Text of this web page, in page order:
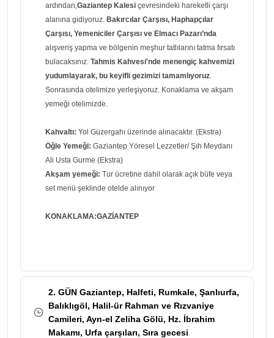
ardından,Gaziantep Kalesi çevresindeki hareketli çarşı
alanına gidiyoruz. Bakırcılar Çarşısı, Haphapçılar
Çarşısı, Yemeniciler Çarşısı ve Elmacı Pazarı’nda
alışveriş yapma ve bölgenin meşhur tatlılarını tatma fırsatı
bulacaksınız. Tahmis Kahvesi'nde menengiç kahvemizi
yudumlayarak, bu keyifli gezimizi tamamlıyoruz.
Sonrasında otelimize yerleşiyoruz. Konaklama ve akşam
yemeği otelimizde.
Kahvaltı: Yol Güzergahı üzerinde alınacaktır. (Ekstra)
Öğle Yemeği: Gaziantep Yöresel Lezzetler/ Şıh Meydanı
Ali Usta Gurme (Ekstra)
Akşam yemeği: Tur ücretine dahil olarak açık büfe veya
set menü şeklinde otelde alınıyor
KONAKLAMA:GAZİANTEP
2. GÜN Gaziantep, Halfeti, Rumkale, Şanlıurfa,
Balıklıgöl, Halil-ür Rahman ve Rızvaniye
Camileri, Ayn-el Zeliha Gölü, Hz. İbrahim
Makamı, Urfa çarşıları, Sıra gecesi